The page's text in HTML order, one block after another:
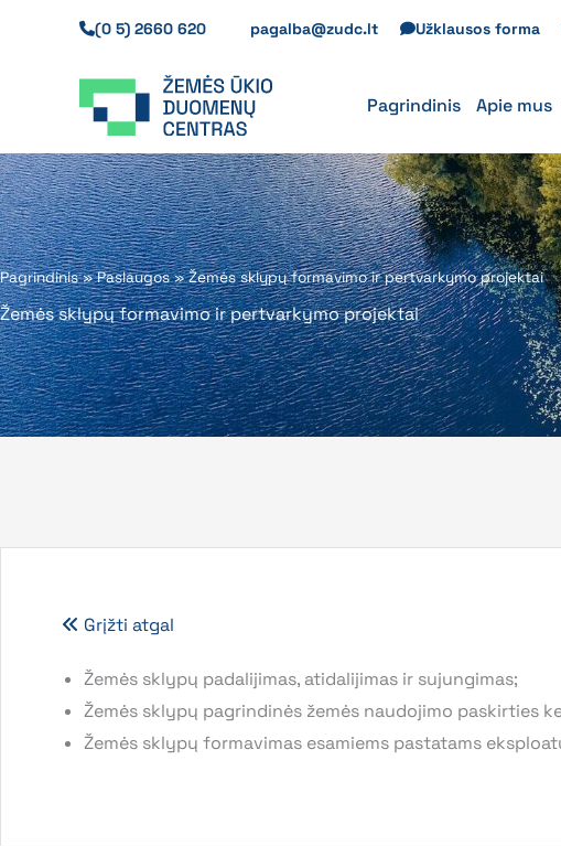
(0 5) 2660 620 pagalba@zudc.lt Užklausos forma
Pagrindinis Apie mus
Pagrindinis»Paslaugos»Žemės sklypų formavimo ir pertvarkymo projektai
Žemės sklypų formavimo ir pertvarkymo projektai
Grįžti atgal
Žemės sklypų padalijimas, atidalijimas ir sujungimas;
Žemės sklypų pagrindinės žemės naudojimo paskirties
Žemės sklypų formavimas esamiems pastatams